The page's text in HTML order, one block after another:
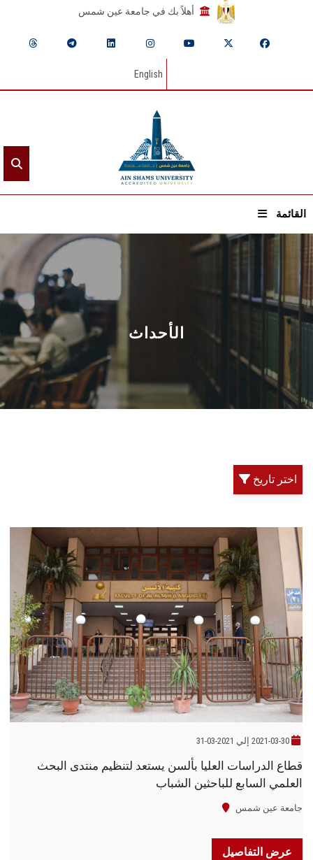
أهلاً بك في جامعة عين شمس
English
القائمة
الرئيسيـة
عن الجامعة
القطاعـات
الشئون الأكاديمية
البحث العلمي
الإعلام
تواصل معنا
الطلاب
هيئة التدريس
الدراسات العليا
الأحداث
اختر تاريخ
2021-03-30 إلي 2021-03-31
قطاع الدراسات العليا بألسن يستعد لتنظيم منتدى البحث
العلمي السابع للباحثين الشباب
جامعة عين شمس
عرض التفاصيل